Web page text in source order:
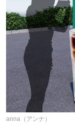
anna（アンナ）